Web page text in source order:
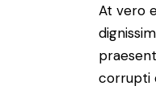
At vero
corrupti